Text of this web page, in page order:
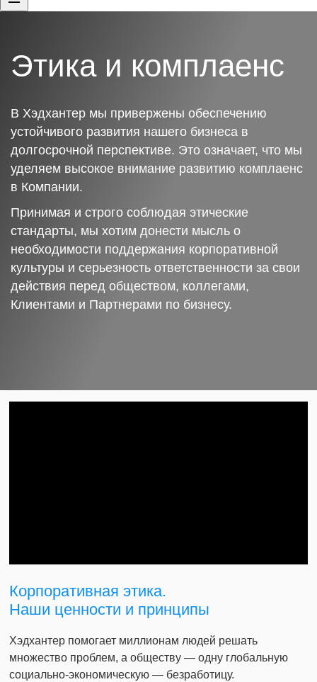
Этика и комплаенс
В Хэдхантер мы привержены обеспечению
устойчивого развития нашего бизнеса в
долгосрочной перспективе. Это означает, что мы
уделяем высокое внимание развитию комплаенс
в Компании.
Принимая и строго соблюдая этические
стандарты, мы хотим донести мысль о
необходимости поддержания корпоративной
культуры и серьезность ответственности за свои
действия перед обществом, коллегами,
Клиентами и Партнерами по бизнесу.
Корпоративная этика.
Наши ценности и принципы
Хэдхантер помогает миллионам людей решать
множество проблем, а обществу — одну глобальную
социально-экономическую — безработицу.